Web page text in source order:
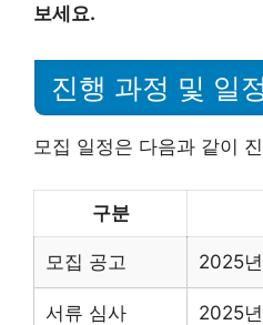
보세요.
진행 과정 및 일
모집 일정은 다음과 같이
구분
모집 공고 2025
서류 심사 2025